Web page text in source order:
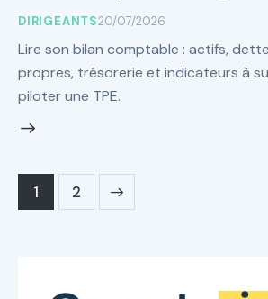
DIRIGEANTS20/07/2026
Lire son bilan comptable : actifs,
propres, trésorerie et indicateurs à
piloter une TPE.
1 2